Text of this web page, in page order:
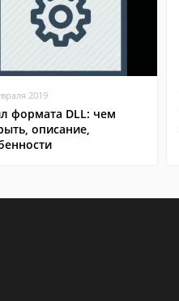
2019
формата DLL: чем
описание,